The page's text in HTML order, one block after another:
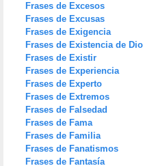
Frases de Excesos
Frases de Excusas
Frases de Exigencia
Frases de Existencia de
Frases de Existir
Frases de Experiencia
Frases de Experto
Frases de Extremos
Frases de Falsedad
Frases de Fama
Frases de Familia
Frases de Fanatismos
Frases de Fantasía